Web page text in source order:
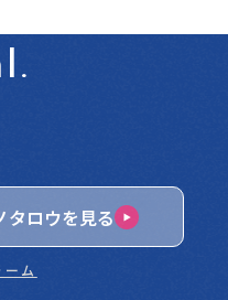
タロウを見る
ム